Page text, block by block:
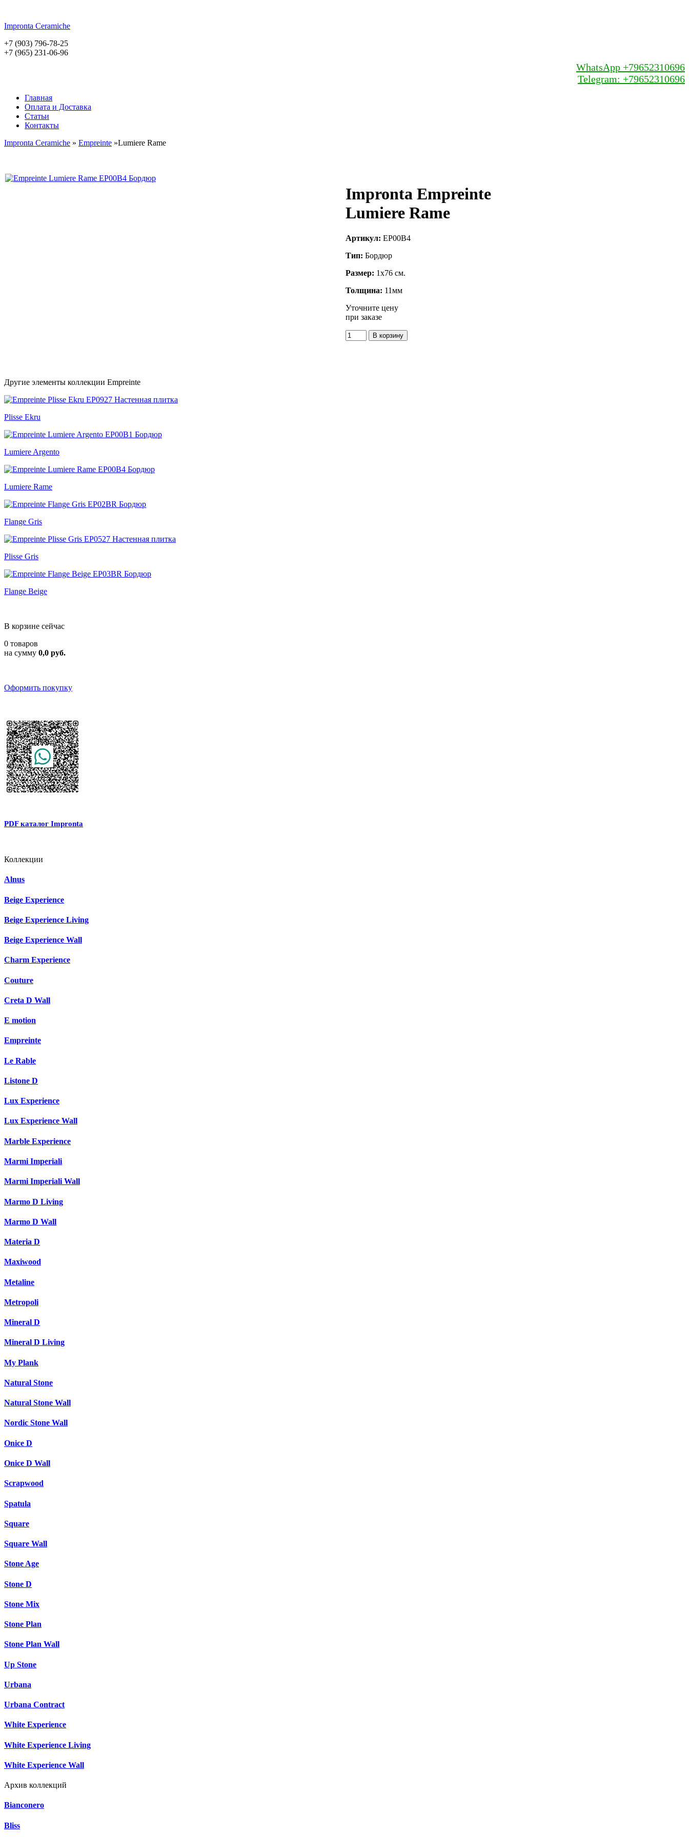
Impronta Ceramiche
+7 (903) 796-78-25
+7 (965) 231-06-96
WhatsApp +79652310696
Telegram: +79652310696
Главная
Оплата и Доставка
Статьи
Контакты
Impronta Ceramiche » Empreinte »Lumiere Rame
Impronta Empreinte
Lumiere Rame
Артикул: EP00B4
Тип: Бордюр
Размер: 1x76 см.
Толщина: 11мм
Уточните цену
при заказе
Другие элементы коллекции Empreinte
Plisse Ekru
Lumiere Argento
Lumiere Rame
Flange Gris
Plisse Gris
Flange Beige
В корзине сейчас
0 товаров
на сумму 0,0 руб.
Оформить покупку
PDF каталог Impronta
Коллекции
Alnus
Beige Experience
Beige Experience Living
Beige Experience Wall
Charm Experience
Couture
Creta D Wall
E motion
Empreinte
Le Rable
Listone D
Lux Experience
Lux Experience Wall
Marble Experience
Marmi Imperiali
Marmi Imperiali Wall
Marmo D Living
Marmo D Wall
Materia D
Maxiwood
Metaline
Metropoli
Mineral D
Mineral D Living
My Plank
Natural Stone
Natural Stone Wall
Nordic Stone Wall
Onice D
Onice D Wall
Scrapwood
Spatula
Square
Square Wall
Stone Age
Stone D
Stone Mix
Stone Plan
Stone Plan Wall
Up Stone
Urbana
Urbana Contract
White Experience
White Experience Living
White Experience Wall
Архив коллекций
Bianconero
Bliss